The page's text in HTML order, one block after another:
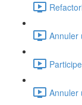
Annuler
Annuler